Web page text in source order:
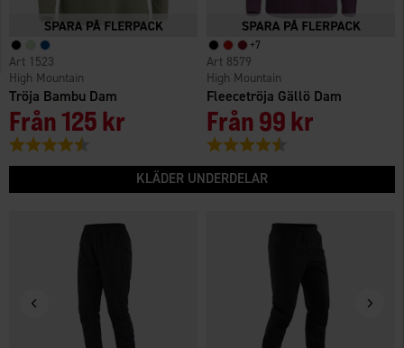
Tröja Bambu Dam
High Mountain
1523
Från125 kr
Betyg:
+7
Fleecetröja Gällö Dam
High Mountain
8579
Från99 kr
Betyg:
KLÄDER UNDERDELAR